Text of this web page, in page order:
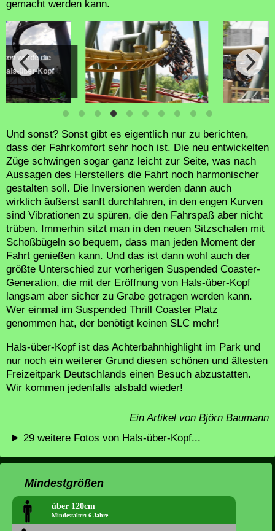
gemacht werden kann.
wurde die
über-Kopf
Und sonst? Sonst gibt es eigentlich nur zu berichten,
dass der Fahrkomfort sehr hoch ist. Die neu entwickelten
Züge schwingen sogar ganz leicht zur Seite, was nach
Aussagen des Herstellers die Fahrt noch harmonischer
gestalten soll. Die Inversionen werden dann auch
wirklich äußerst sanft durchfahren, in den engen Kurven
sind Vibrationen zu spüren, die den Fahrspaß aber nicht
trüben. Immerhin sitzt man in den neuen Sitzschalen mit
Schoßbügeln so bequem, dass man jeden Moment der
Fahrt genießen kann. Und das ist dann wohl auch der
größte Unterschied zur vorherigen Suspended Coaster-
Generation, die mit der Eröffnung von Hals-über-Kopf
langsam aber sicher zu Grabe getragen werden kann.
Wer einmal im Suspended Thrill Coaster Platz
genommen hat, der benötigt keinen SLC mehr!
Hals-über-Kopf ist das Achterbahnhighlight im Park und
nur noch ein weiterer Grund diesen schönen und ältesten
Freizeitpark Deutschlands einen Besuch abzustatten.
Wir kommen jedenfalls alsbald wieder!
Ein Artikel von Björn Baumann
29 weitere Fotos von Hals-über-Kopf...
Mindestgrößen
über 120cm
Mindestalter: 6 Jahre